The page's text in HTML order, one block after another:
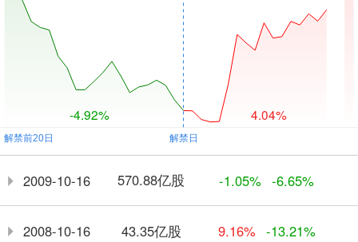
-4.92% 4.04%
2009-10-16 570.88亿股 -1.05% -6.65%
2008-10-16 43.35亿股 9.16% -13.21%